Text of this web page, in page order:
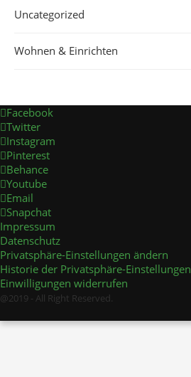
Uncategorized
Wohnen & Einrichten
Facebook
Twitter
Instagram
Pinterest
Behance
Youtube
Email
Snapchat
Impressum
Datenschutz
Privatsphäre-Einstellungen ändern
Historie der Privatsphäre-Einstellungen
Einwilligungen widerrufen
@2019 - All Right Reserved.